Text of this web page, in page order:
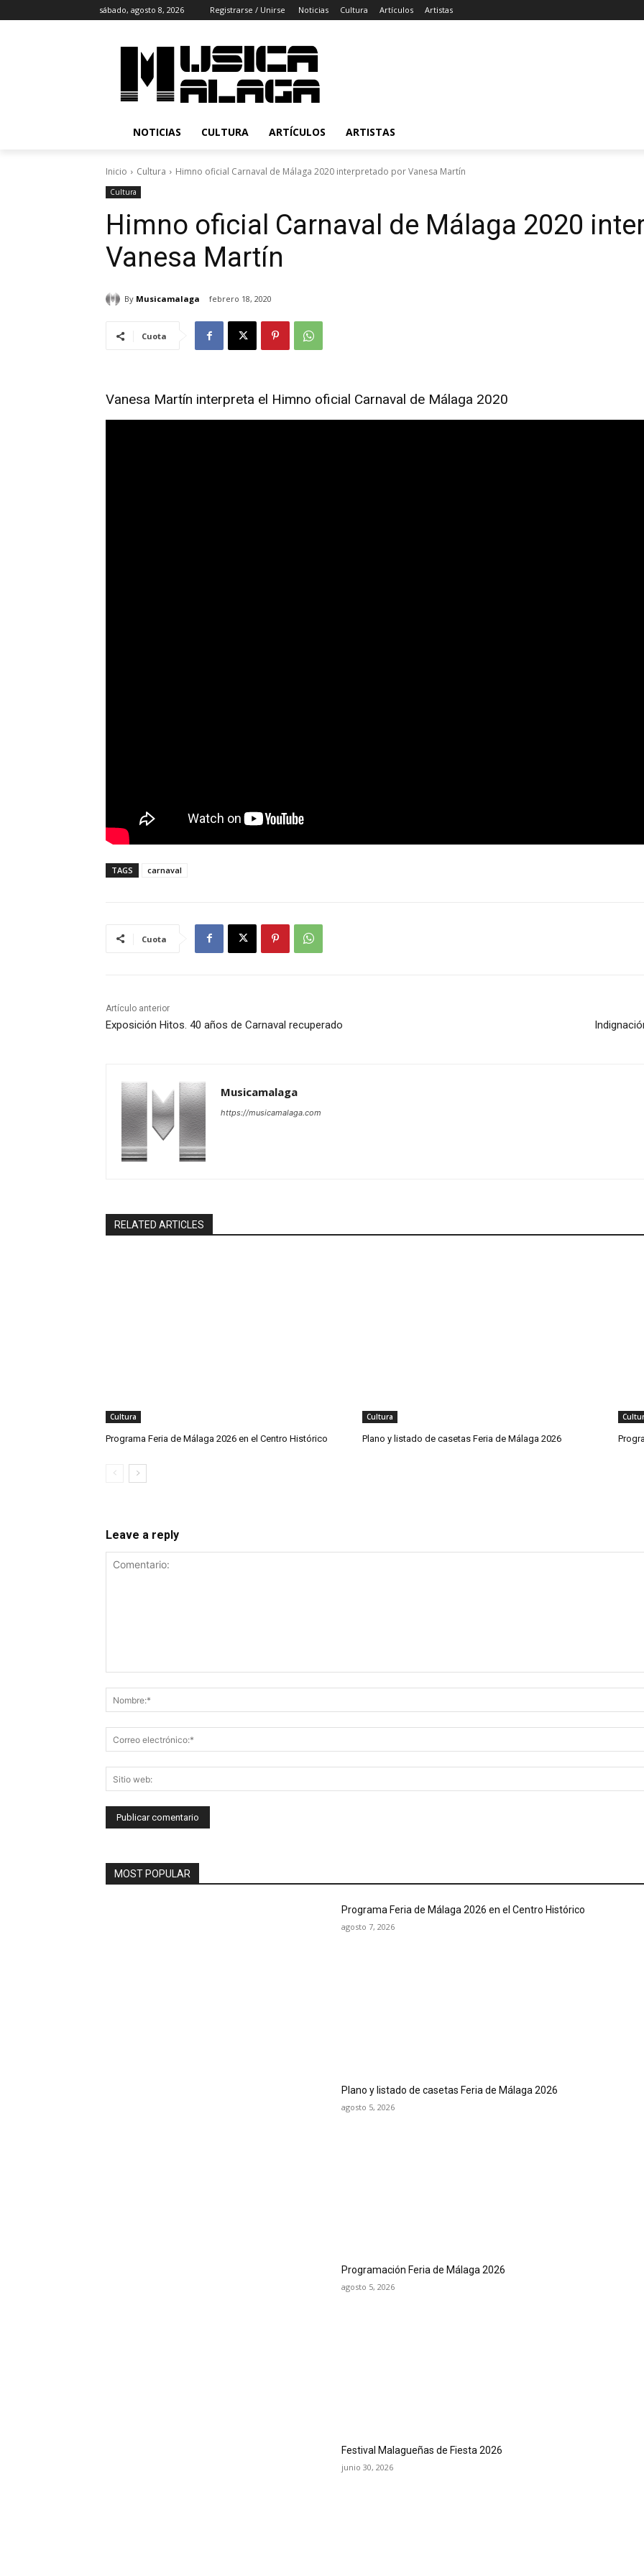
sábado, agosto 8, 2026 Registrarse / Unirse Noticias Cultura Artículos Artistas
NOTICIAS CULTURA ARTÍCULOS ARTISTAS
Inicio Cultura Himno oficial Carnaval de Málaga 2020 interpretado por Vanesa Martín
Cultura
Himno oficial Carnaval de Málaga 2020
Vanesa Martín
By Musicamalaga febrero 18, 2020
Cuota
Vanesa Martín interpreta el Himno oficial Carnaval de Málaga 2020
TAGS carnaval
Cuota
Artículo anterior
Exposición Hitos. 40 años de Carnaval recuperado
Musicamalaga
https://musicamalaga.com
RELATED ARTICLES
Cultura
Programa Feria de Málaga 2026 en el Centro Histórico
Cultura
Plano y listado de casetas Feria de Málaga 2026
Leave a reply
MOST POPULAR
Programa Feria de Málaga 2026 en el Centro Histórico
agosto 7, 2026
Plano y listado de casetas Feria de Málaga 2026
agosto 5, 2026
Programación Feria de Málaga 2026
agosto 5, 2026
Festival Malagueñas de Fiesta 2026
junio 30, 2026